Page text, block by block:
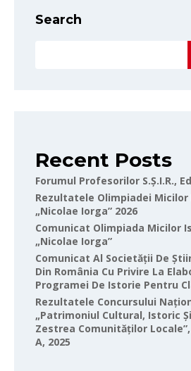
Search
Recent Posts
Forumul Profesorilor S.Ș.I.R.,
Rezultatele Olimpiadei
„Nicolae Iorga” 2026
Comunicat Olimpiada Micilor
„Nicolae Iorga”
Comunicat Al Societății De
Din România Cu Privire La
Programei De Istorie Pentru
Rezultatele Concursului
„Patrimoniul Cultural, Istoric
Zestrea Comunităților
A, 2025